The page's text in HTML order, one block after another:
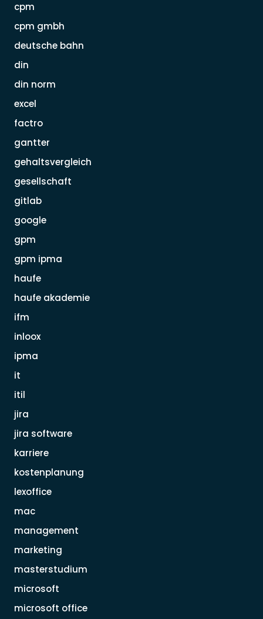
cpm
cpm gmbh
deutsche bahn
din
din norm
excel
factro
gantter
gehaltsvergleich
gesellschaft
gitlab
google
gpm
gpm ipma
haufe
haufe akademie
ifm
inloox
ipma
it
itil
jira
jira software
karriere
kostenplanung
lexoffice
mac
management
marketing
masterstudium
microsoft
microsoft office